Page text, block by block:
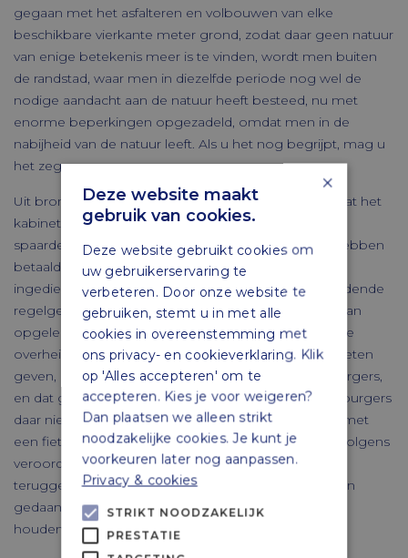
gegaan met het asfalteren en volbouwen van elke
beschikbare vierkante meter grond, zodat daar geen natuur
van enige betekenis meer is te vinden, wordt men buiten
de randstad, waar men in diezelfde periode nog wel de
nodige aandacht aan de natuur heeft besteed, nu met
enorme beperkingen opgezadeld, omdat men in de
nabijheid van de natuur leeft. Als u het nog begrijpt, mag u
het zeggen.
Uit bronnen rondom de landsoverheid is uitgelekt, dat het
kabinet geen compensatie gaat verstrekken aan de
spaarders die de afgelopen jaren te veel belasting hebben
betaald en die geen tijdig formeel bezwaar hebben
ingediend tegen de volgens de op dat moment geldende
regelgeving ingediende aangifte en als gevolg daarvan
opgelegde aanslag. Dat betekent kort gezegd dat de
overheid, die eigenlijk het goede voorbeeld zou moeten
geven, geld heeft gestolen van een deel van haar burgers,
en dat geld niet gaat terugbetalen omdat diezelfde burgers
daar niet om gevraagd hebben. Het is vergelijkbaar met
een fietsendief, die een fors aantal fietsen steelt, vervolgens
veroordeeld wordt, maar dan alleen maar de fietsen
teruggeeft aan die gedupeerden die aangifte hebben
gedaan. Alle andere fietsen mag de dief vervolgens
houden!
×
Deze website maakt
gebruik van cookies.
Deze website gebruikt cookies om
uw gebruikerservaring te
verbeteren. Door onze website te
gebruiken, stemt u in met alle
cookies in overeenstemming met
ons privacy- en cookieverklaring. Klik
op 'Alles accepteren' om te
accepteren. Kies je voor weigeren?
Dan plaatsen we alleen strikt
noodzakelijke cookies. Je kunt je
voorkeuren later nog aanpassen.
Privacy & cookies
STRIKT NOODZAKELIJK
PRESTATIE